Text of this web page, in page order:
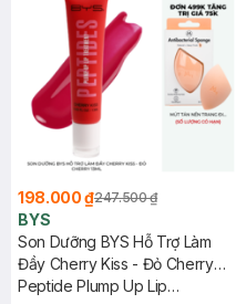
198.000 ₫247.500 ₫
BYS
Son Dưỡng BYS Hỗ Trợ Làm
Đầy Cherry Kiss - Đỏ Cherry
13ml
Peptide Plump Up Lip